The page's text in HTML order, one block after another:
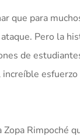
que para
Pero la
de
Rimpoché